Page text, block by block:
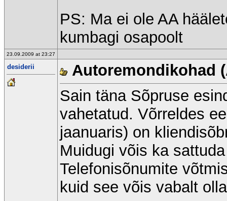
PS: Ma ei ole AA
kumbagi osapoolt
23.09.2009 at 23:27
desiderii
Autoremondikohad
Sain täna Sõpruse
vahetatud. Võrreldes
jaanuaris) on
Muidugi võis ka
Telefonisõnumite
kuid see võis vabalt